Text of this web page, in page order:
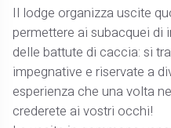
Il lodge organizza uscite
permettere ai subacquei di
delle battute di caccia: si
impegnative e riservate a
esperienza che una volta
crederete ai vostri occhi!